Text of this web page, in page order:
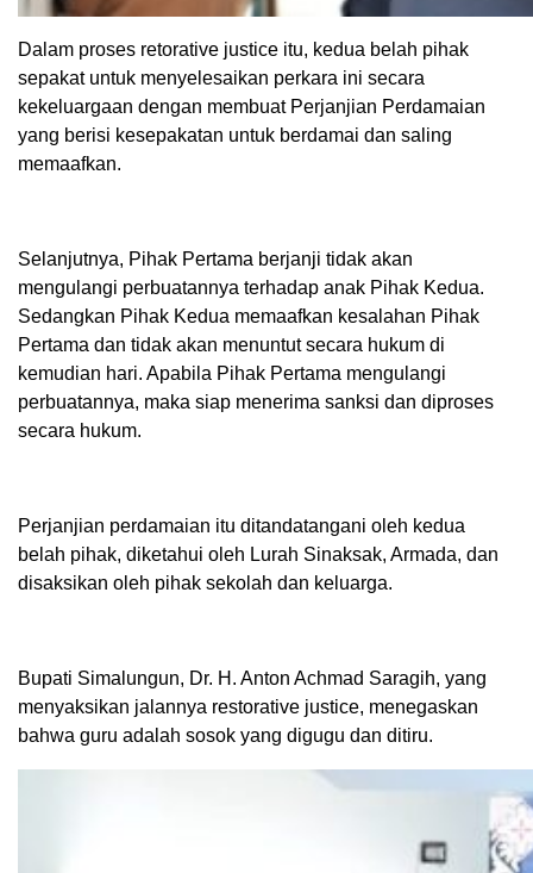
Dalam proses retorative justice itu, kedua belah pihak
sepakat untuk menyelesaikan perkara ini secara
kekeluargaan dengan membuat Perjanjian Perdamaian
yang berisi kesepakatan untuk berdamai dan saling
memaafkan.
Selanjutnya, Pihak Pertama berjanji tidak akan
mengulangi perbuatannya terhadap anak Pihak Kedua.
Sedangkan Pihak Kedua memaafkan kesalahan Pihak
Pertama dan tidak akan menuntut secara hukum di
kemudian hari. Apabila Pihak Pertama mengulangi
perbuatannya, maka siap menerima sanksi dan diproses
secara hukum.
Perjanjian perdamaian itu ditandatangani oleh kedua
belah pihak, diketahui oleh Lurah Sinaksak, Armada, dan
disaksikan oleh pihak sekolah dan keluarga.
Bupati Simalungun, Dr. H. Anton Achmad Saragih, yang
menyaksikan jalannya restorative justice, menegaskan
bahwa guru adalah sosok yang digugu dan ditiru.